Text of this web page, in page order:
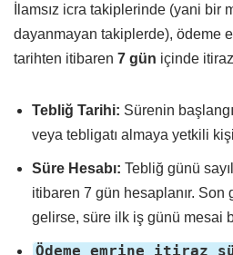
İlamsız icra takiplerinde (yani bir
dayanmayan takiplerde), ödeme
tarihten itibaren 7 gün içinde
Tebliğ Tarihi: Sürenin
veya tebligatı almaya yetkili
Süre Hesabı: Tebliğ günü
itibaren 7 gün hesaplanır. Son
gelirse, süre ilk iş günü mesai
Ödeme emrine itiraz